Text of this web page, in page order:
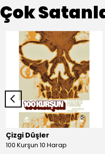
Çok
Çizgi Düşler
100 Kurşun 10 Harap